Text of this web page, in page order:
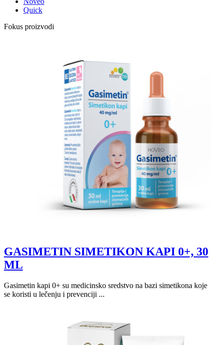
Quick
Fokus proizvodi
GASIMETIN SIMETIKON KAPI 0+, 30
ML
Gasimetin kapi 0+ su medicinsko sredstvo na bazi simetikona koje
se koristi u lečenju i prevenciji ...